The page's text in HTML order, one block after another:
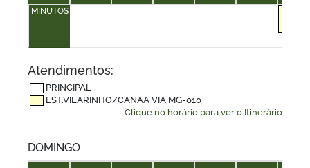
MINUTOS
Atendimentos:
PRINCIPAL
EST.VILARINHO/CANAA VIA MG-010
Clique no horário para ver o Itinerário
DOMINGO